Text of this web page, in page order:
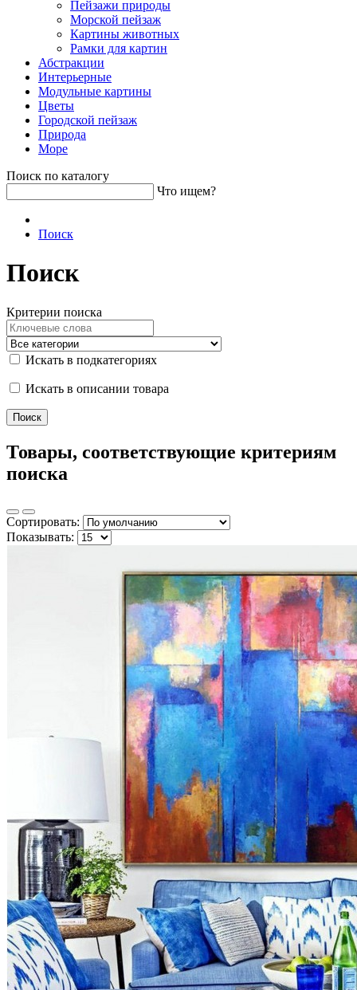
Пейзажи природы
Морской пейзаж
Картины животных
Рамки для картин
Абстракции
Интерьерные
Модульные картины
Цветы
Городской пейзаж
Природа
Море
Поиск по каталогу
Что ищем?
Поиск
Поиск
Критерии поиска
Искать в подкатегориях
Искать в описании товара
Товары, соответствующие критериям
поиска
Сортировать:
Показывать: